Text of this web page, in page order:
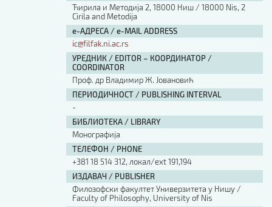
Ћирила и Методија 2, 18000 Ниш / 18000 Nis, 2
Cirila and Metodija
е-АДРЕСА / e-MAIL ADDRESS
ic@filfak.ni.ac.rs
УРЕДНИК / EDITOR – КООРДИНАТОР /
COORDINATOR
Проф. др Владимир Ж. Јовановић
ПЕРИОДИЧНОСТ / PUBLISHING INTERVAL
-
БИБЛИОТЕКА / LIBRARY
Монографија
ТЕЛЕФОН / PHONE
+381 18 514 312, локал/ext 191,194
ИЗДАВАЧ / PUBLISHER
Филозофски факултет Универзитета у Нишу /
Faculty of Philosophy, University of Nis